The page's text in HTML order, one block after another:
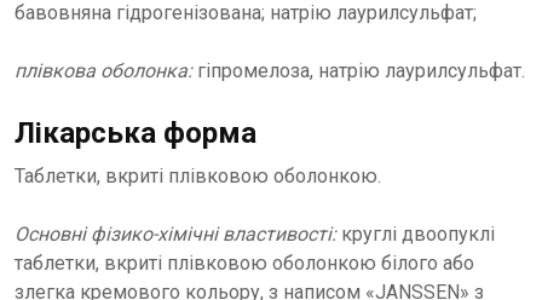
бавовняна гідрогенізована; натрію лаурилсульфат;
плівкова оболонка:гіпромелоза, натрію лаурилсульфат.
Лікарська форма
Таблетки, вкриті плівковою оболонкою.
Основні фізико-хімічні властивості:круглі двоопуклі
таблетки, вкриті плівковою оболонкою білого або
злегка кремового кольору, з написом «JANSSEN» з